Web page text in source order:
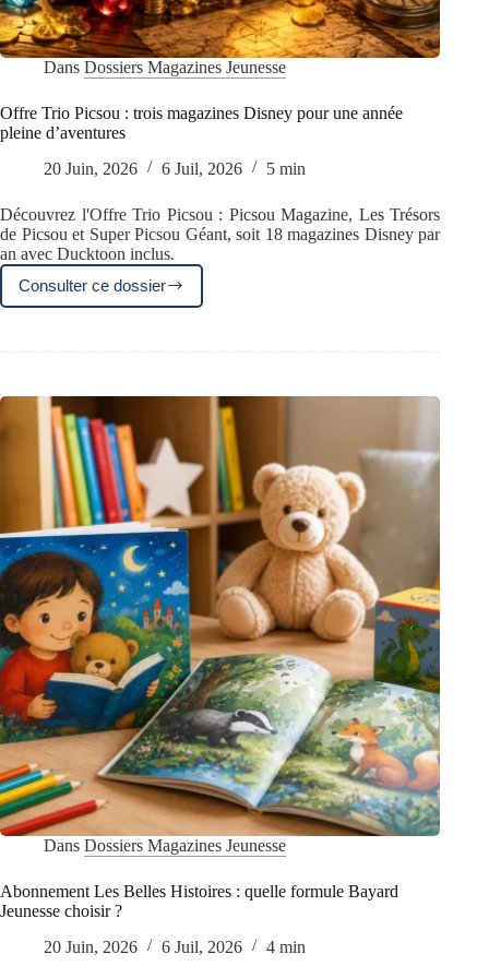
Dans Dossiers Magazines Jeunesse
Offre Trio Picsou : trois magazines Disney pour une année
pleine d’aventures
20 Juin, 2026
6 Juil, 2026 5 min
Découvrez l'Offre Trio Picsou : Picsou Magazine, Les Trésors
de Picsou et Super Picsou Géant, soit 18 magazines Disney par
an avec Ducktoon inclus.
Consulter ce dossier
Offre
Trio
:
pour
une
année
pleine
d’aventures
Dans Dossiers Magazines Jeunesse
Abonnement Les Belles Histoires : quelle formule Bayard
Jeunesse choisir ?
20 Juin, 2026
6 Juil, 2026 4 min